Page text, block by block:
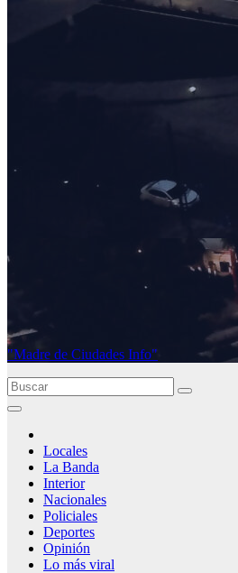
"Madre de Ciudades Info"
Locales
La Banda
Interior
Nacionales
Policiales
Deportes
Opinión
Lo más viral